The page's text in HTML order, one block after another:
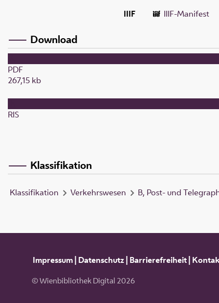
IIIF
IIIF-Manifest
Download
PDF
267,15 kb
RIS
Klassifikation
Klassifikation Verkehrswesen B, Post- und
Impressum| Datenschutz| Barrierefreiheit|
© Wienbibliothek Digital 2026